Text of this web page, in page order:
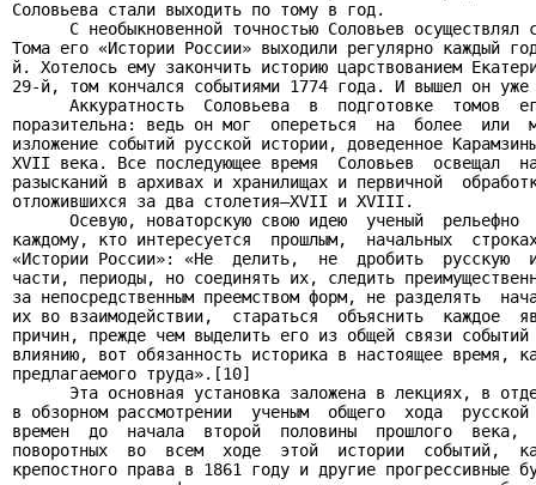
Соловьева стали выходить по тому в год.
С необыкновенной точностью Соловьев осуществлял
Тома его «Истории России» выходили регулярно каждый
й. Хотелось ему закончить историю царствованием
29-й, том кончался событиями 1774 года. И вышел он уже
Аккуратность  Соловьева  в  подготовке  томов
поразительна: ведь он мог  опереться  на  более  или
изложение событий русской истории, доведенное
XVII века. Все последующее время  Соловьев  освещал
разысканий в архивах и хранилищах и первичной
отложившихся за два столетия—XVII и XVIII.
Осевую, новаторскую свою идею  ученый  рельефно
каждому, кто интересуется  прошлым,  начальных
«Истории России»: «Не  делить,  не  дробить  русскую
части, периоды, но соединять их, следить
за непосредственным преемством форм, не разделять
их во взаимодействии,  стараться  объяснить  каждое
причин, прежде чем выделить его из общей связи
влиянию, вот обязанность историка в настоящее время,
предлагаемого труда».[10]
Эта основная установка заложена в лекциях, в
в обзорном рассмотрении  ученым  общего  хода
времен  до  начала  второй  половины  прошлого
поворотных  во  всем  ходе  этой  истории  событий,
крепостного права в 1861 году и другие прогрессивные